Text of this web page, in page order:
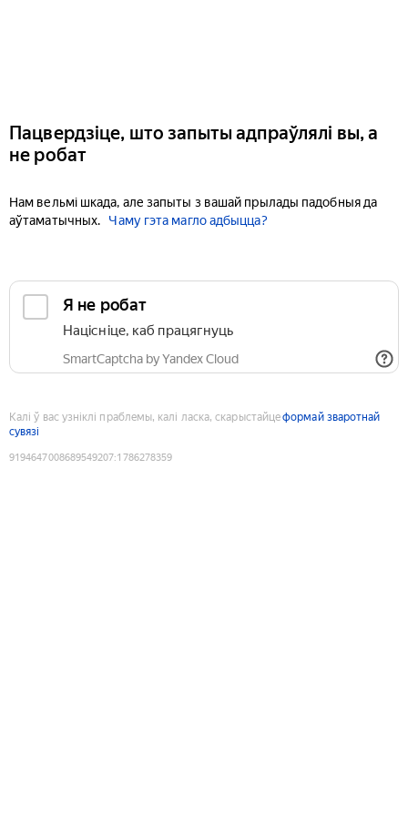
Пацвердзіце, што запыты адпраўлялі вы, а
не робат
Нам вельмі шкада, але запыты з вашай прылады падобныя да
аўтаматычных.
Чаму гэта магло адбыцца?
Я не робат
Націсніце, каб працягнуць
SmartCaptcha by Yandex Cloud
Калі ў вас узніклі праблемы, калі ласка, скарыстайцеформай зваротнай
сувязі
9194647008689549207:1786278359